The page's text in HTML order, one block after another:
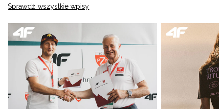
Sprawdź wszystkie wpisy